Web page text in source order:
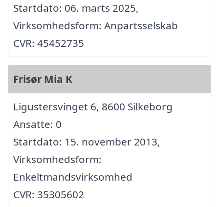
Startdato: 06. marts 2025,
Virksomhedsform: Anpartsselskab
CVR: 45452735
Frisør Mia K
Ligustersvinget 6, 8600 Silkeborg
Ansatte: 0
Startdato: 15. november 2013,
Virksomhedsform:
Enkeltmandsvirksomhed
CVR: 35305602